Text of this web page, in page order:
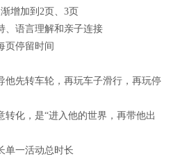
增加到2页、3页
、语言理解和亲子连接
页停留时间
他先转车轮，再玩车子滑行，再玩停
转化，是“进入他的世界，再带他出
单一活动总时长